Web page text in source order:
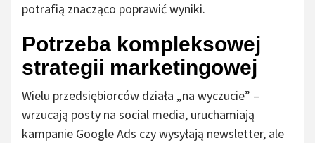
potrafią znacząco poprawić wyniki.
Potrzeba kompleksowej
strategii marketingowej
Wielu przedsiębiorców działa „na wyczucie” –
wrzucają posty na social media, uruchamiają
kampanie Google Ads czy wysyłają newsletter, ale